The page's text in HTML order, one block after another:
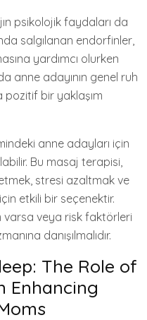
psikolojik faydaları da
salgılanan endorfinler,
yardımcı olurken
anne adayının genel ruh
pozitif bir yaklaşım
anne adayları için
Bu masaj terapisi,
stresi azaltmak ve
etkili bir seçenektir.
varsa veya risk faktörleri
danışılmalıdır.
The Role of
Enhancing